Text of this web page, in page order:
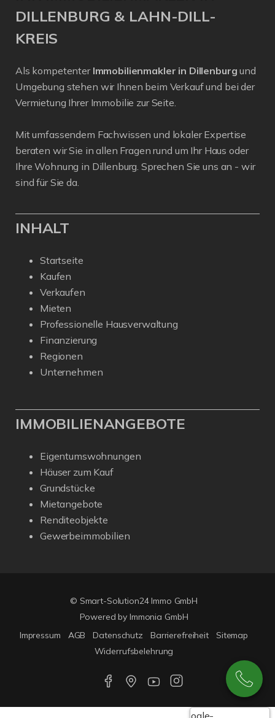
DILLENBURG & LAHN-DILL-
KREIS
Als kompetenter Immobilienmakler in Dillenburg und
Umgebung stehen wir Ihnen beim Verkauf und bei der
Vermietung Ihrer Immobilie zur Seite.
Mit umfassendem Fachwissen und lokaler Expertise
beraten wir Sie in allen Fragen rund um Ihr Haus oder
Ihre Wohnung in Dillenburg. Sprechen Sie uns an - wir
sind für Sie da.
INHALT
Startseite
Kaufen
Verkaufen
Mieten
Professionelle Hausverwaltung
Finanzierung
Regionen
Unternehmen
IMMOBILIENANGEBOTE
Eigentumswohnungen
Häuser zum Kauf
Grundstücke
Mietangebote
Renditeobjekte
Gewerbeimmobilien
© Smart-Solution24 Immo GmbH
Powered by Immonia GmbH
Impressum
AGB Datenschutz Barrierefreiheit
Sitemap
Widerrufsbelehrung
Google-